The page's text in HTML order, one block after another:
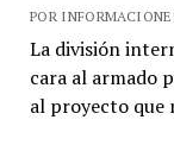
POR
La división
cara al armado
al proyecto que